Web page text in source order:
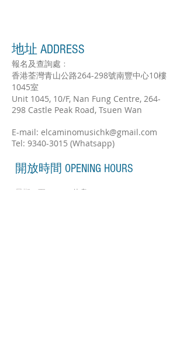
地址 ADDRESS
報名及查詢處﹕
香港荃灣青山公路264-298號南豐中心10樓
1045室
Unit 1045, 10/F, Nan Fung Centre, 264-
298 Castle Peak Road, Tsuen Wan
E-mail: elcaminomusichk@gmail.com
Tel: 9340-3015 (Whatsapp)
開放時間 OPENING HOURS
星期一至二
休息